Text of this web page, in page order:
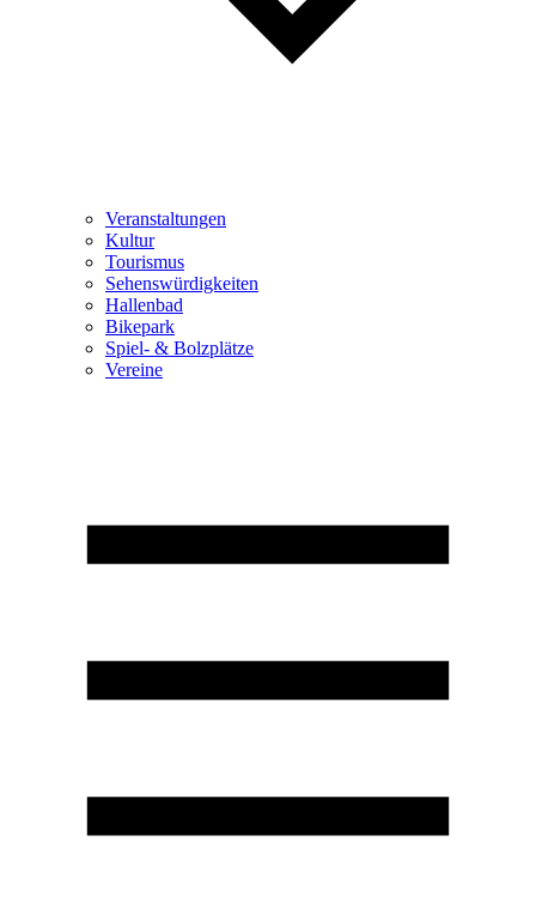
Veranstaltungen
Kultur
Tourismus
Sehenswürdigkeiten
Hallenbad
Bikepark
Spiel- & Bolzplätze
Vereine